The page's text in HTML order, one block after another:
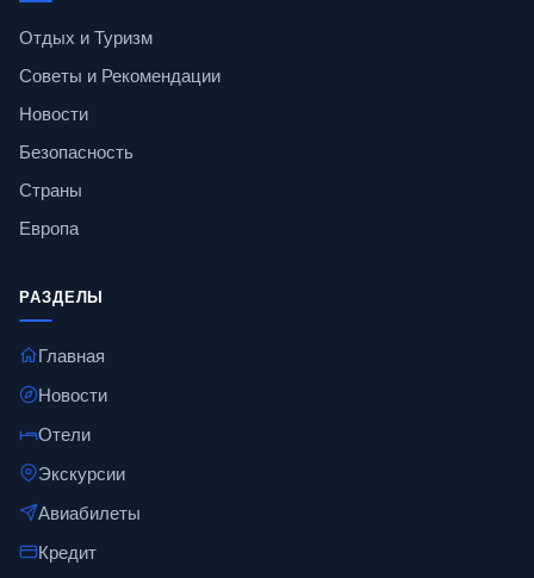
Отдых и Туризм
Советы и Рекомендации
Новости
Безопасность
Страны
Европа
РАЗДЕЛЫ
Главная
Новости
Отели
Экскурсии
Авиабилеты
Кредит